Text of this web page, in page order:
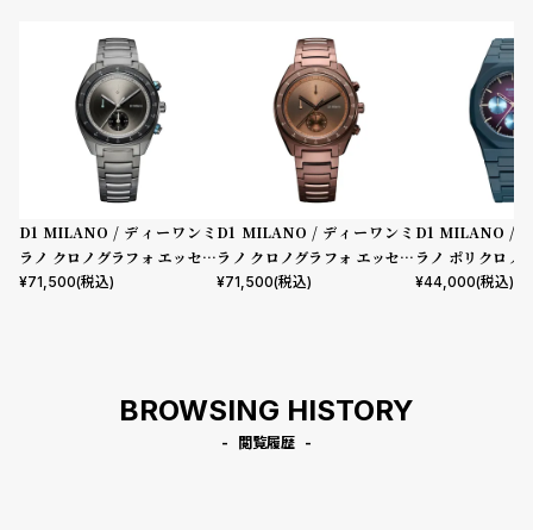
D1 MILANO / ディーワンミ
ラノ クロノグラフォ エッセン
シャル ブラック
¥71,500(税込)
D1 MILANO / ディーワンミ
ラノ クロノグラフォ エッセン
シャル ブラウン
¥71,500(税込)
D1 MILANO /
ラノ ポリクロノ
クトラム
¥44,000(税込)
BROWSING HISTORY
閲覧履歴